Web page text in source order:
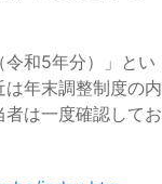
和5年分）」とい
年末調整制度の内
は一度確認してお